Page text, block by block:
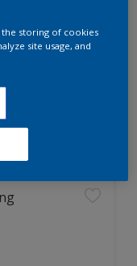
the storing of cookies
site usage, and